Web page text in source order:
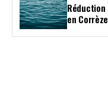
Réduction
en Corrèze